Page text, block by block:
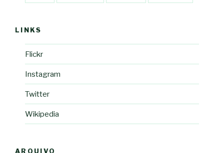
LINKS
Flickr
Instagram
Twitter
Wikipedia
ARQUIVO